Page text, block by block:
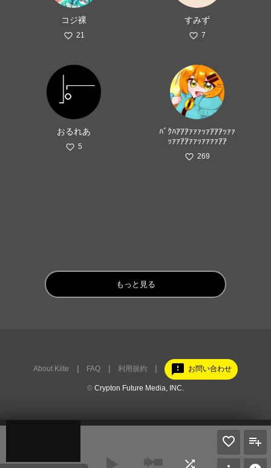
コジ裸
21
すみず
7
おるれあ
5
ﾊﾞｸﾊｱｱｱｧｧｧｯｧｱｱｱｯｧｧ
ｯｧｧｱｱｧｧｯｧｧｧｧｱｱ
269
もっと見る
About Kiite FAQ 利用規約 feedback お問い合わせ
© Crypton Future Media, INC.
shuffle